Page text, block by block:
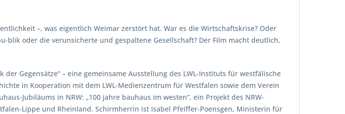
–, was eigentlich Weimar zerstört hat. War es die Wirtschaftskrise? Oder
oder die verunsicherte und gespaltene Gesellschaft? Der Film macht deutlich,
Gegensätze“ – eine gemeinsame Ausstellung des LWL-Instituts für westfälische
in Kooperation mit dem LWL-Medienzentrum für Westfalen sowie dem Verein
Jubiläums in NRW: „100 jahre bauhaus im westen“, ein Projekt des NRW-
Lippe und Rheinland. Schirmherrin ist Isabel Pfeiffer-Poensgen, Ministerin für